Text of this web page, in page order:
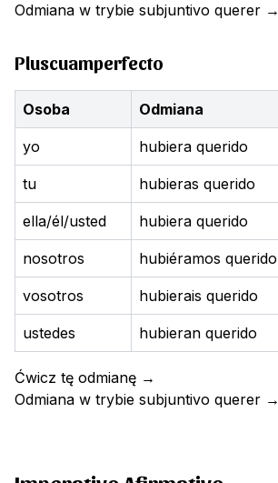
Odmiana w trybie subjuntivo querer →
Pluscuamperfecto
Osoba Odmiana
yo hubiera querido
tu hubieras querido
ella/él/usted hubiera querido
nosotros hubiéramos querido
vosotros hubierais querido
ustedes hubieran querido
Ćwicz tę odmianę →
Odmiana w trybie subjuntivo querer →